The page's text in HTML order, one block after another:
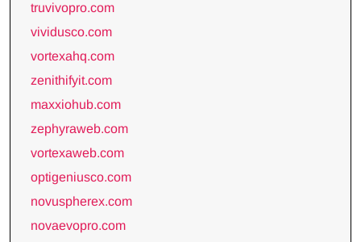
truvivopro.com
vividusco.com
vortexahq.com
zenithifyit.com
maxxiohub.com
zephyraweb.com
vortexaweb.com
optigeniusco.com
novuspherex.com
novaevopro.com